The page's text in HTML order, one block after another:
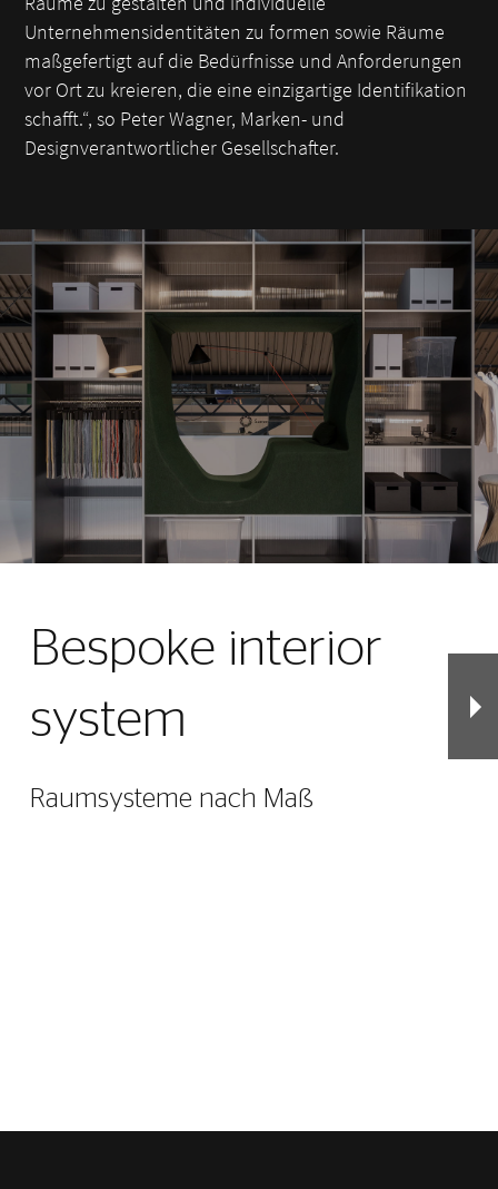
Unternehmensidentitäten zu formen sowie Räume
maßgefertigt auf die Bedürfnisse und Anforderungen
vor Ort zu kreieren, die eine einzigartige Identifikation
schafft.“, so Peter Wagner, Marken- und
Designverantwortlicher Gesellschafter.
Bespoke interior
system
Raumsysteme nach Maß